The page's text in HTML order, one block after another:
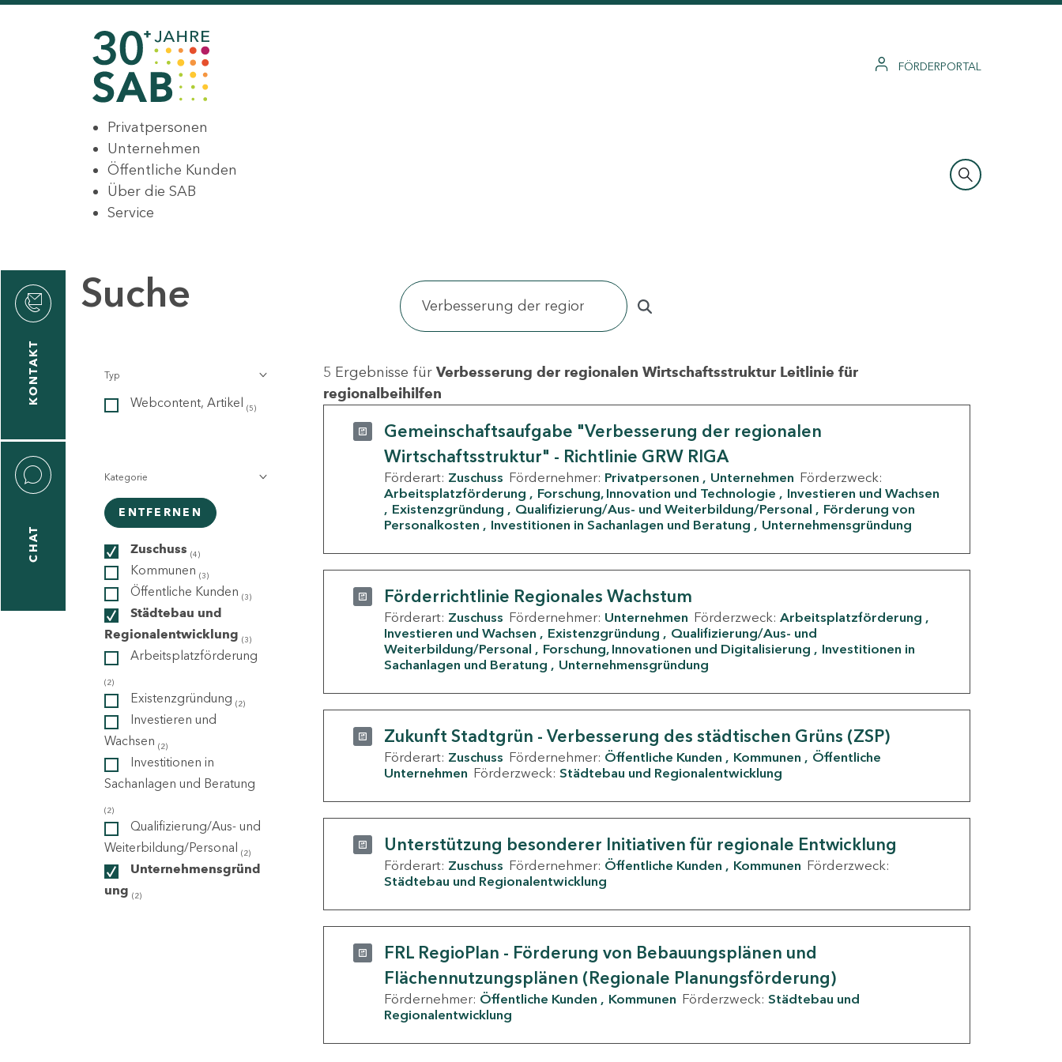
FÖRDERPORTAL
Privatpersonen
Unternehmen
Öffentliche Kunden
Über die SAB
Service
KONTAKT
CHAT
Suche
Typ
Webcontent, Artikel (5)
Kategorie
ENTFERNEN
Zuschuss (4)
Kommunen (3)
Öffentliche Kunden (3)
Städtebau und
Regionalentwicklung (3)
Arbeitsplatzförderung
(2)
Existenzgründung (2)
Investieren und
Wachsen (2)
Investitionen in
Sachanlagen und Beratung
(2)
Qualifizierung/Aus- und
Weiterbildung/Personal (2)
Unternehmensgründ
ung (2)
5 Ergebnisse für Verbesserung der regionalen Wirtschaftsstruktur Leitlinie für
regionalbeihilfen
Gemeinschaftsaufgabe "Verbesserung der regionalen
Wirtschaftsstruktur" - Richtlinie GRW RIGA
Förderart: Zuschuss Fördernehmer: Privatpersonen Unternehmen Förderzweck:
Arbeitsplatzförderung
Forschung, Innovation und Technologie
Investieren und Wachsen
Existenzgründung
Qualifizierung/Aus- und Weiterbildung/Personal
Förderung von
Personalkosten
Investitionen in Sachanlagen und Beratung Unternehmensgründung
Förderrichtlinie Regionales Wachstum
Förderart: Zuschuss Fördernehmer: Unternehmen Förderzweck: Arbeitsplatzförderung
Investieren und Wachsen
Existenzgründung
Qualifizierung/Aus- und
Weiterbildung/Personal
Forschung, Innovationen und Digitalisierung
Investitionen in
Sachanlagen und Beratung
Unternehmensgründung
Zukunft Stadtgrün - Verbesserung des städtischen Grüns (ZSP)
Förderart: Zuschuss Fördernehmer: Öffentliche Kunden Kommunen
Öffentliche
Unternehmen Förderzweck: Städtebau und Regionalentwicklung
Unterstützung besonderer Initiativen für regionale Entwicklung
Förderart: Zuschuss Fördernehmer: Öffentliche Kunden Kommunen Förderzweck:
Städtebau und Regionalentwicklung
FRL RegioPlan - Förderung von Bebauungsplänen und
Flächennutzungsplänen (Regionale Planungsförderung)
Fördernehmer: Öffentliche Kunden Kommunen Förderzweck: Städtebau und
Regionalentwicklung